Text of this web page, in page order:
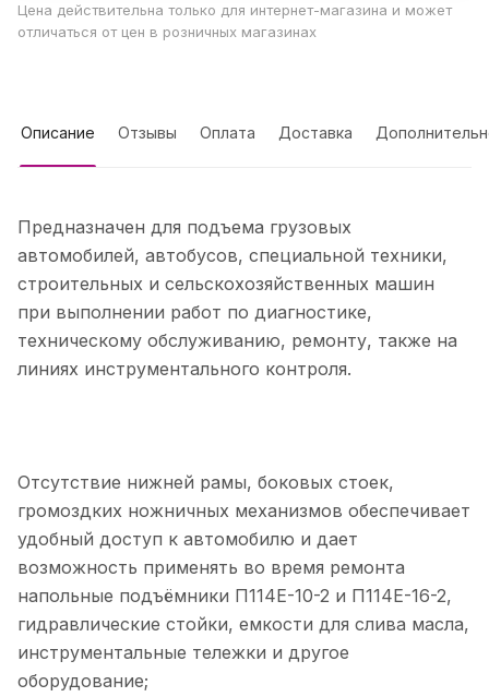
Цена действительна только для интернет-магазина и может
отличаться от цен в розничных магазинах
Описание Отзывы Оплата Доставка
Предназначен для подъема грузовых
автомобилей, автобусов, специальной техники,
строительных и сельскохозяйственных машин
при выполнении работ по диагностике,
техническому обслуживанию, ремонту, также на
линиях инструментального контроля.
Отсутствие нижней рамы, боковых стоек,
громоздких ножничных механизмов обеспечивает
удобный доступ к автомобилю и дает
возможность применять во время ремонта
напольные подъёмники П114Е-10-2 и П114Е-16-2,
гидравлические стойки, емкости для слива масла,
инструментальные тележки и другое
оборудование;